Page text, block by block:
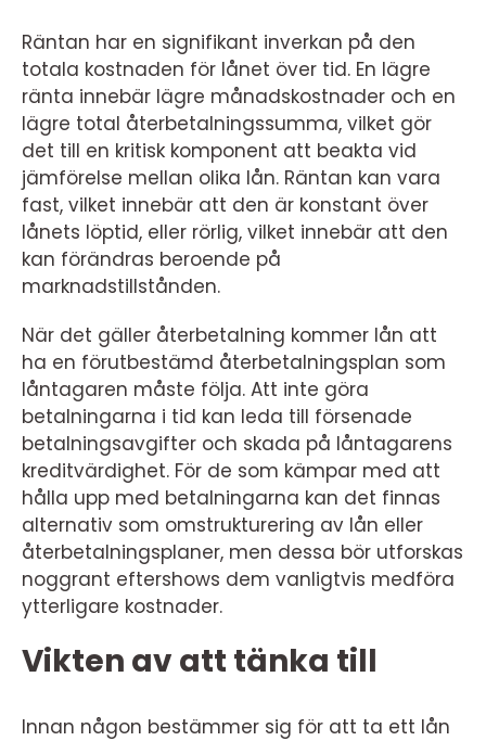
Räntan har en signifikant inverkan på den
totala kostnaden för lånet över tid. En lägre
ränta innebär lägre månadskostnader och en
lägre total återbetalningssumma, vilket gör
det till en kritisk komponent att beakta vid
jämförelse mellan olika lån. Räntan kan vara
fast, vilket innebär att den är konstant över
lånets löptid, eller rörlig, vilket innebär att den
kan förändras beroende på
marknadstillstånden.
När det gäller återbetalning kommer lån att
ha en förutbestämd återbetalningsplan som
låntagaren måste följa. Att inte göra
betalningarna i tid kan leda till försenade
betalningsavgifter och skada på låntagarens
kreditvärdighet. För de som kämpar med att
hålla upp med betalningarna kan det finnas
alternativ som omstrukturering av lån eller
återbetalningsplaner, men dessa bör utforskas
noggrant eftershows dem vanligtvis medföra
ytterligare kostnader.
Vikten av att tänka till
Innan någon bestämmer sig för att ta ett lån